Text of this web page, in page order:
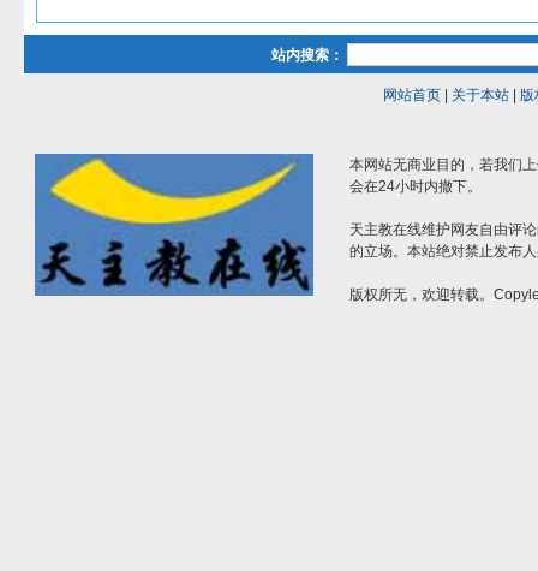
站内搜索：
网站首页| 关于本站| 版
本网站无商业目的，若我们
会在24小时内撤下。
天主教在线维护网友自由评
的立场。本站绝对禁止发布
版权所无，欢迎转载。